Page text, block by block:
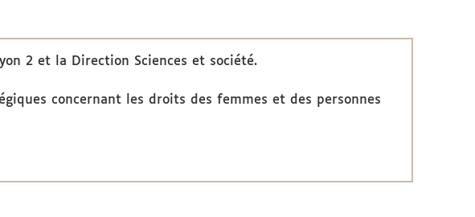
2 et la Direction Sciences et société.
concernant les droits des femmes et des personnes